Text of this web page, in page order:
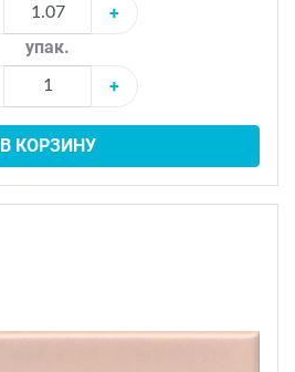
+
упак.
+
В КОРЗИНУ